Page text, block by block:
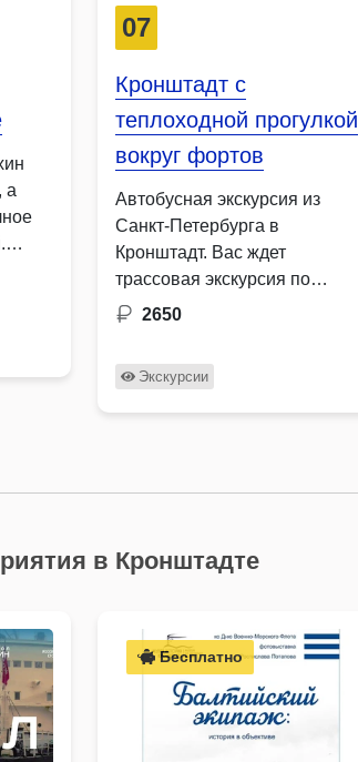
а
07
Кронштадт с
теплоходной прогулкой
вокруг фортов
Автобусная экскурсия из
Санкт-Петербурга в
Кронштадт. Вас ждет
трассовая экскурсия по
дороге, прогулка с гидом по
2650
Экскурсии
в Кронштадте
Бесплатно